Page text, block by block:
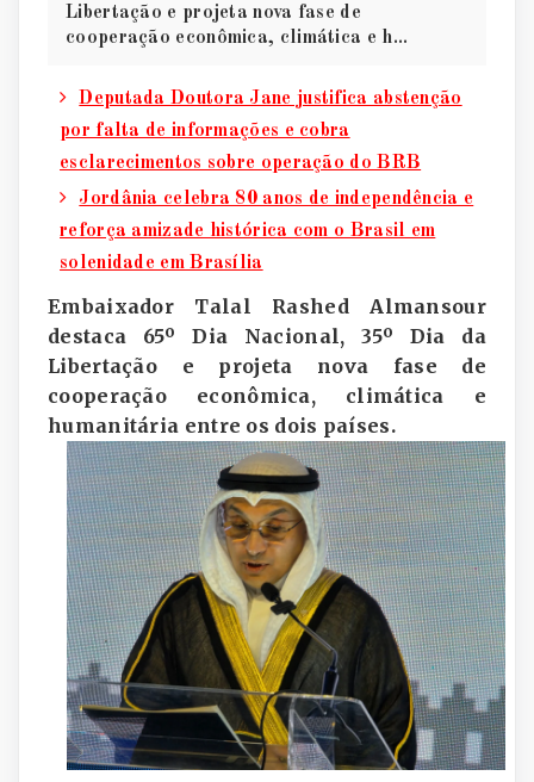
Libertação e projeta nova fase de
cooperação econômica, climática e h...
Deputada Doutora Jane justifica abstenção
por falta de informações e cobra
esclarecimentos sobre operação do BRB
Jordânia celebra 80 anos de independência e
reforça amizade histórica com o Brasil em
solenidade em Brasília
Embaixador Talal Rashed Almansour
destaca 65º Dia Nacional, 35º Dia da
Libertação e projeta nova fase de
cooperação econômica, climática e
humanitária entre os dois países.